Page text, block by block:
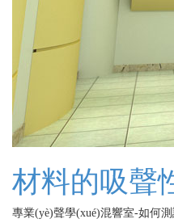
材料的吸聲
專業(yè)聲學(xué)混響室-如何測試